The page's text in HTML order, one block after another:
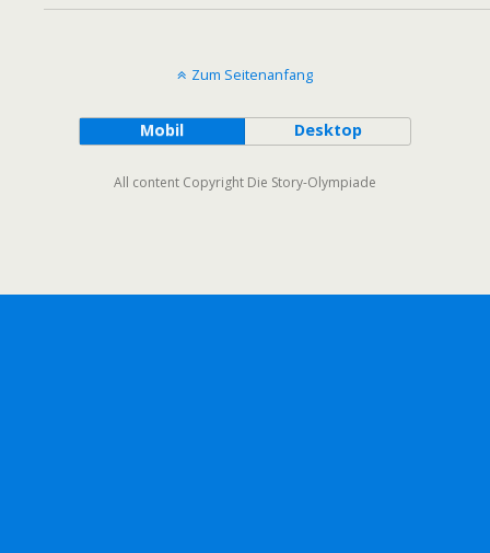
Zum Seitenanfang
Mobil Desktop
All content Copyright Die Story-Olympiade